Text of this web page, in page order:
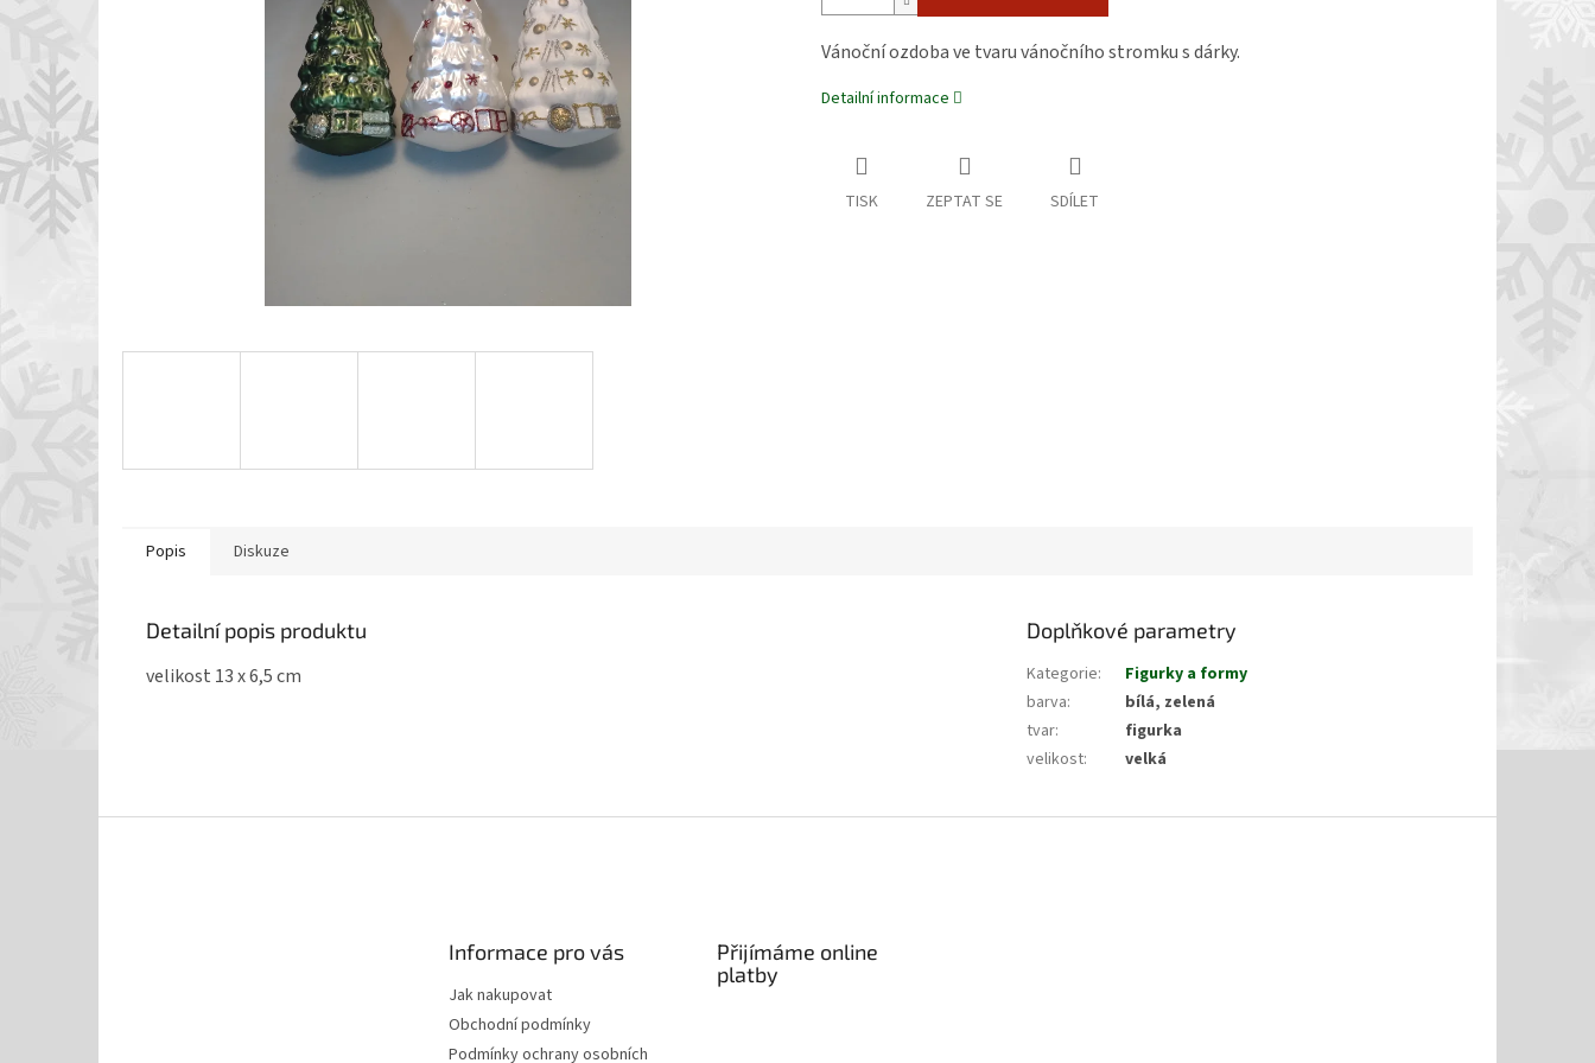
Vánoční ozdoba ve tvaru vánočního stromku s dárky.
Detailní informace
TISK ZEPTAT SE SDÍLET
Popis Diskuze
Detailní popis produktu
velikost 13 x 6,5 cm
Doplňkové parametry
Kategorie:
Figurky a formy
barva:
bílá, zelená
tvar:
figurka
velikost: velká
Informace pro vás
Jak nakupovat
Obchodní podmínky
Podmínky ochrany osobních
Přijímáme online
platby